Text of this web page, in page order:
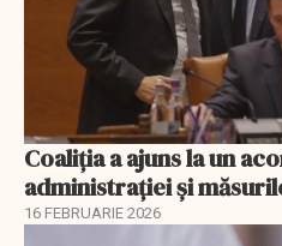
Coaliția a ajuns la un
administrației și
16 FEBRUARIE 2026